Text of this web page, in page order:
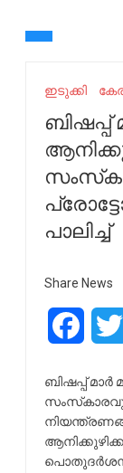
ഇടുക്കി
ബിഷപ്പ്
പാലിച്ച്
Share News
ബിഷപ്പ്